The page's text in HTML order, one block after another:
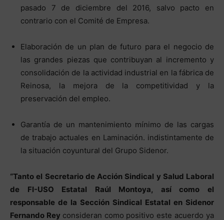
pasado 7 de diciembre del 2016, salvo pacto en
contrario con el Comité de Empresa.
Elaboración de un plan de futuro para el negocio de
las grandes piezas que contribuyan al incremento y
consolidación de la actividad industrial en la fábrica de
Reinosa, la mejora de la competitividad y la
preservación del empleo.
Garantía de un mantenimiento mínimo de las cargas
de trabajo actuales en Laminación. indistintamente de
la situación coyuntural del Grupo Sidenor.
“Tanto el Secretario de Acción Sindical y Salud Laboral
de FI-USO Estatal Raúl Montoya, así como el
responsable de la Sección Sindical Estatal en Sidenor
Fernando Rey consideran como positivo este acuerdo ya